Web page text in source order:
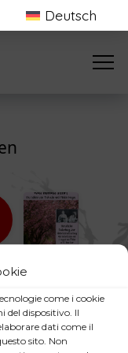
come i cookie
del dispositivo. Il
dati come il
sito. Non
Deutsch
stirbt – Das
Takashi und